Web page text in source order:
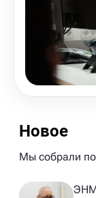
Новое
Мы собрали